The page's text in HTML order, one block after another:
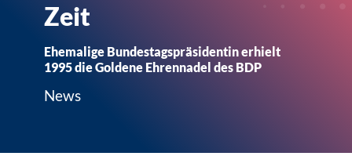
Zeit
Ehemalige Bundestagspräsidentin erhielt
1995 die Goldene Ehrennadel des BDP
News